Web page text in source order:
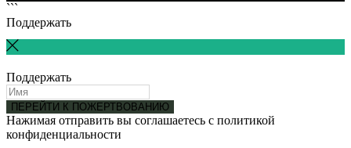
```
Поддержать
Поддержать
ПЕРЕЙТИ К ПОЖЕРТВОВАНИЮ
Нажимая отправить вы соглашаетесь с политикой
конфиденциальности